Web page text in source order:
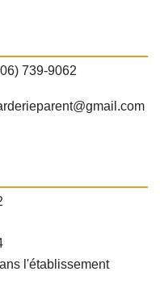
739-9062
l'établissement